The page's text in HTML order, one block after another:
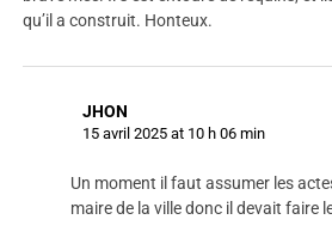
qu’il a construit. Honteux.
JHON
15 avril 2025 at 10 h 06 min
Un moment il faut assumer les
maire de la ville donc il devait faire